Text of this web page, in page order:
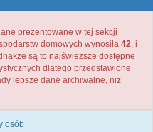
prezentowane w tej sekcji
domowych wynosiła 42, i
są to najświeższe dostępne
dlatego przedstawione
lepsze dane archiwalne, niż
osób